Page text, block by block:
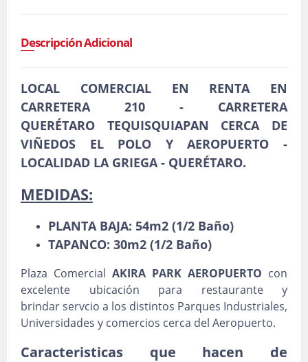
Descripción Adicional
LOCAL COMERCIAL EN RENTA EN
CARRETERA 210 - CARRETERA
QUERÉTARO TEQUISQUIAPAN CERCA DE
VIÑEDOS EL POLO Y AEROPUERTO -
LOCALIDAD LA GRIEGA - QUERÉTARO.
MEDIDAS:
PLANTA BAJA: 54m2 (1/2 Baño)
TAPANCO: 30m2 (1/2 Baño)
Plaza Comercial AKIRA PARK AEROPUERTO con
excelente ubicación para restaurante y
brindar servcio a los distintos Parques Industriales,
Universidades y comercios cerca del Aeropuerto.
Caracteristicas que hacen de